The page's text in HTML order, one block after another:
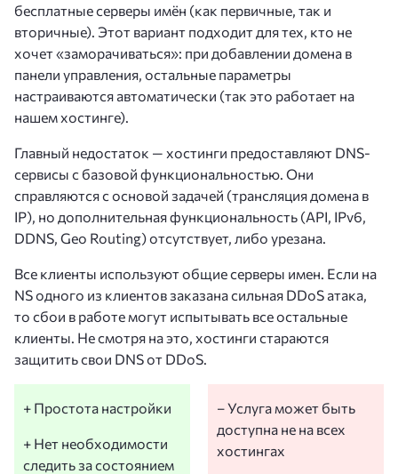
бесплатные серверы имён (как первичные, так и
вторичные). Этот вариант подходит для тех, кто не
хочет «заморачиваться»: при добавлении домена в
панели управления, остальные параметры
настраиваются автоматически (так это работает на
нашем хостинге).
Главный недостаток — хостинги предоставляют DNS-
сервисы с базовой функциональностью. Они
справляются с основой задачей (трансляция домена в
IP), но дополнительная функциональность (API, IPv6,
DDNS, Geo Routing) отсутствует, либо урезана.
Все клиенты используют общие серверы имен. Если на
NS одного из клиентов заказана сильная DDoS атака,
то сбои в работе могут испытывать все остальные
клиенты. Не смотря на это, хостинги стараются
защитить свои DNS от DDoS.
+ Простота настройки
+ Нет необходимости
следить за состоянием
– Услуга может быть
доступна не на всех
хостингах